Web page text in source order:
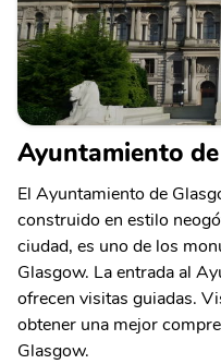
Ayuntamiento
El Ayuntamiento de
construido en estilo
ciudad, es uno de los
Glasgow. La entrada al
ofrecen visitas guiadas.
obtener una mejor
Glasgow.